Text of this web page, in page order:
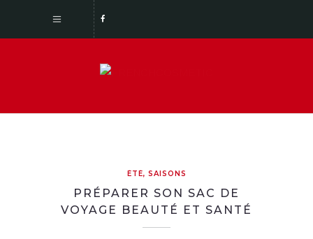
ÉTÉ, SAISONS
PRÉPARER SON SAC DE
VOYAGE BEAUTÉ ET SANTÉ